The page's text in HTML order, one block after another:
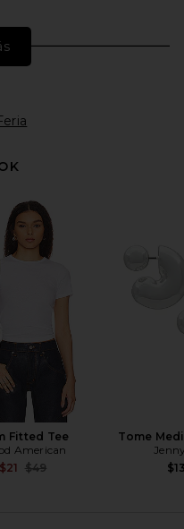
Fitted Tee
American
$21 Previous price:
$49
Tome